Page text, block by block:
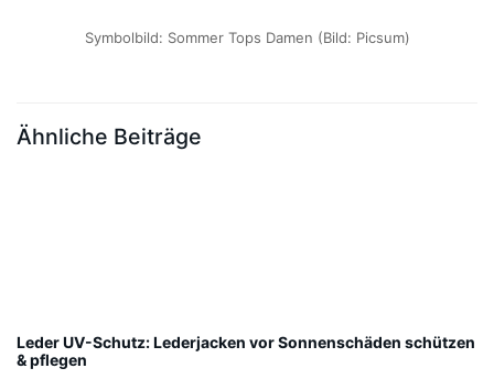
Symbolbild: Sommer Tops Damen (Bild: Picsum)
Ähnliche Beiträge
Leder UV-Schutz: Lederjacken vor Sonnenschäden schützen
& pflegen